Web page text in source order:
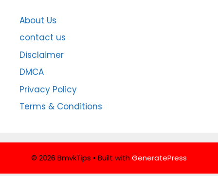
About Us
contact us
Disclaimer
DMCA
Privacy Policy
Terms & Conditions
© 2026 BmvkTips • Built withGeneratePress